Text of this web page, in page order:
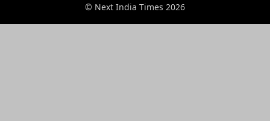
© Next India Times 2026